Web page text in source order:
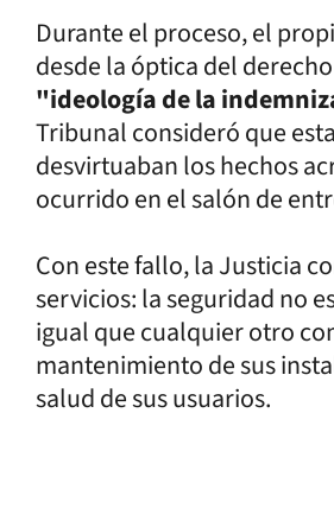
Durante el proceso, el
desde la óptica del
"ideología de la
Tribunal consideró que
desvirtuaban los hechos
ocurrido en el salón de
Con este fallo, la Justicia
servicios: la seguridad no
igual que cualquier otro
mantenimiento de sus
salud de sus usuarios.